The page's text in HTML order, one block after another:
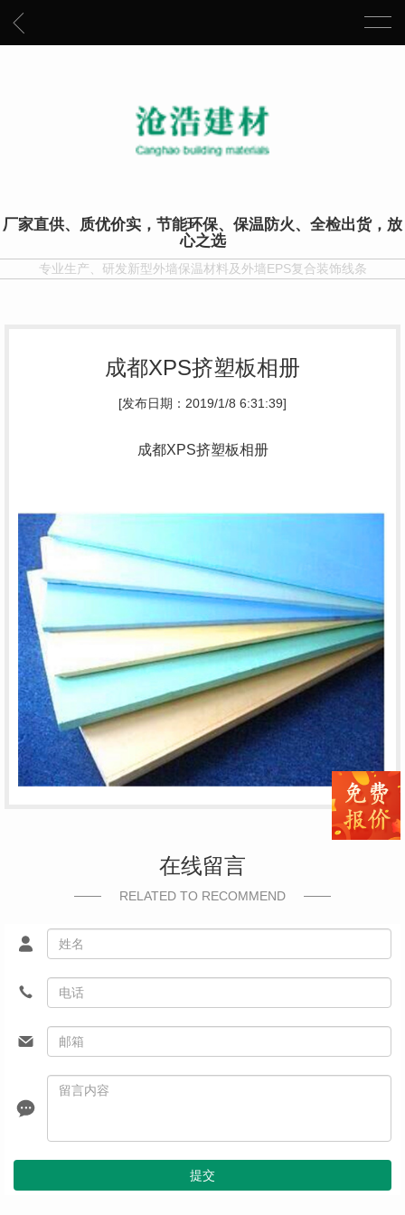
厂家直供、质优价实，节能环保、保温防火、全检出货，放
心之选
专业生产、研发新型外墙保温材料及外墙EPS复合装饰线条
成都XPS挤塑板相册
[发布日期：2019/1/8 6:31:39]
成都XPS挤塑板相册
在线留言
RELATED TO RECOMMEND
提交